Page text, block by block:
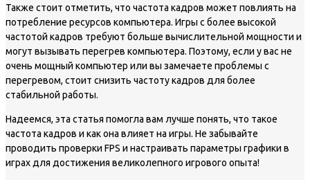
Также стоит отметить, что частота кадров может повлиять на
потребление ресурсов компьютера. Игры с более высокой
частотой кадров требуют больше вычислительной мощности и
могут вызывать перегрев компьютера. Поэтому, если у вас не
очень мощный компьютер или вы замечаете проблемы с
перегревом, стоит снизить частоту кадров для более
стабильной работы.
Надеемся, эта статья помогла вам лучше понять, что такое
частота кадров и как она влияет на игры. Не забывайте
проводить проверки FPS и настраивать параметры графики в
играх для достижения великолепного игрового опыта!